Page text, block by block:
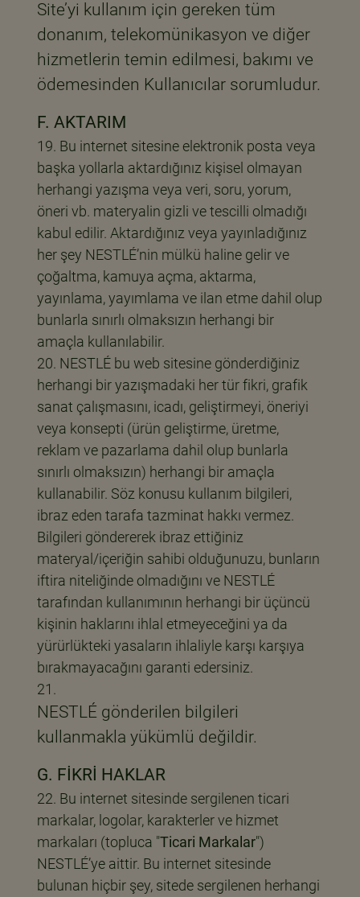
Site’yi kullanım için gereken tüm
donanım, telekomünikasyon ve diğer
hizmetlerin temin edilmesi, bakımı ve
ödemesinden Kullanıcılar sorumludur.
F. AKTARIM
Bu internet sitesine elektronik posta veya
başka yollarla aktardığınız kişisel olmayan
herhangi yazışma veya veri, soru, yorum,
öneri vb. materyalin gizli ve tescilli olmadığı
kabul edilir. Aktardığınız veya yayınladığınız
her şey NESTLÉ’nin mülkü haline gelir ve
çoğaltma, kamuya açma, aktarma,
yayınlama, yayımlama ve ilan etme dahil olup
bunlarla sınırlı olmaksızın herhangi bir
amaçla kullanılabilir.
NESTLÉ bu web sitesine gönderdiğiniz
herhangi bir yazışmadaki her tür fikri, grafik
sanat çalışmasını, icadı, geliştirmeyi, öneriyi
veya konsepti (ürün geliştirme, üretme,
reklam ve pazarlama dahil olup bunlarla
sınırlı olmaksızın) herhangi bir amaçla
kullanabilir. Söz konusu kullanım bilgileri,
ibraz eden tarafa tazminat hakkı vermez.
Bilgileri göndererek ibraz ettiğiniz
materyal/içeriğin sahibi olduğunuzu, bunların
iftira niteliğinde olmadığını ve NESTLÉ
tarafından kullanımının herhangi bir üçüncü
kişinin haklarını ihlal etmeyeceğini ya da
yürürlükteki yasaların ihlaliyle karşı karşıya
bırakmayacağını garanti edersiniz.
NESTLÉ gönderilen bilgileri
kullanmakla yükümlü değildir.
G. FİKRİ HAKLAR
Bu internet sitesinde sergilenen ticari
markalar, logolar, karakterler ve hizmet
markaları (topluca "Ticari Markalar")
NESTLÉ’ye aittir. Bu internet sitesinde
bulunan hiçbir şey, sitede sergilenen herhangi